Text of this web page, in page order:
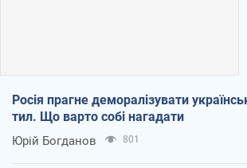
Росія прагне деморалізувати
тил. Що варто собі нагадати
Юрій Богданов 801